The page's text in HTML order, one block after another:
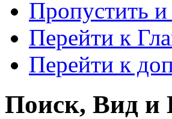
Пропустить
Перейти к
Перейти к
Поиск, Вид и